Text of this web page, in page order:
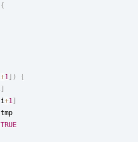
{
+1 ] )
{
]
i+1 ]
tmp
TRUE